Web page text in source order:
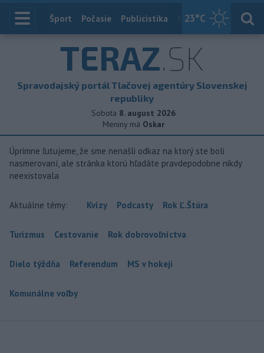
23°C
Index
Šport Počasie Publicistika Slovensko
TERAZ.SK
Spravodajský portál Tlačovej agentúry Slovenskej
republiky
Sobota 8. august 2026
Meniny má Oskar
Úprimne ľutujeme, že sme nenašli odkaz na ktorý ste boli
nasmerovaní, ale stránka ktorú hľadáte pravdepodobne nikdy
neexistovala
Aktuálne témy: Kvízy Podcasty Rok Ľ.Štúra
Turizmus Cestovanie Rok dobrovoľníctva
Dielo týždňa Referendum MS v hokeji
Komunálne voľby